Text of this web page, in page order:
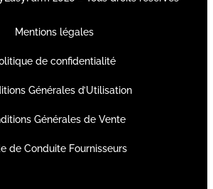
Mentions légales
de confidentialité
Générales d’Utilisation
Générales de Vente
de Conduite Fournisseurs